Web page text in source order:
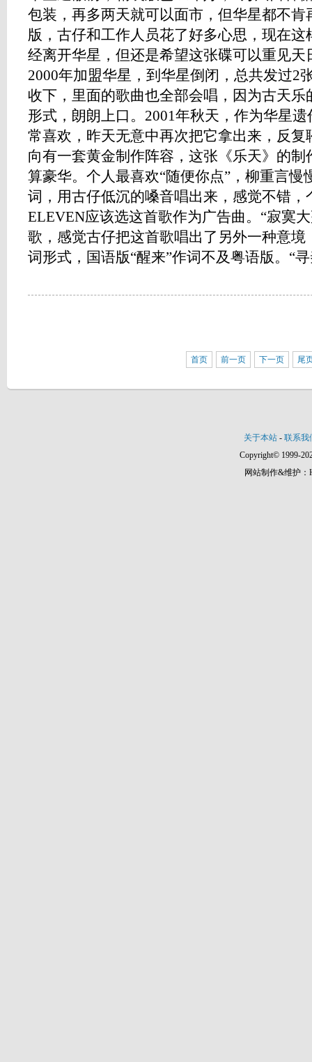
包装，再多两天就可以面市，但华星都不
版，古仔和工作人员花了好多心思，现在
经离开华星，但还是希望这张碟可以
2000年加盟华星，到华星倒闭，总共发过2
收下，里面的歌曲也全部会唱，因为古天
形式，朗朗上口。2001年秋天，作为华星
常喜欢，昨天无意中再次把它拿出来，反
向有一套黄金制作阵容，这张《乐天》的
算豪华。个人最喜欢“随便你点”，柳重言慢
词，用古仔低沉的嗓音唱出来，感觉不错，
ELEVEN应该选这首歌作为广告曲。“寂寞
歌，感觉古仔把这首歌唱出了另外一种意
词形式，国语版“醒来”作词不及粤语版。“
首页 前一页 下一页 尾
关于本站 - 联系我
Copyright© 1999-
网站制作&维护